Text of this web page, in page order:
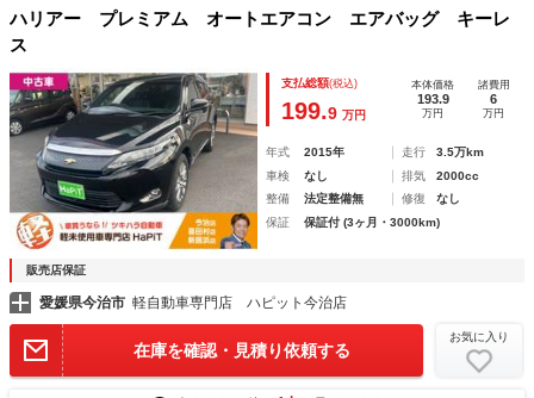
ハリアー プレミアム オートエアコン エアバッグ キーレ
ス
支払総額(税込)
199.9 万円
本体価格
193.9
万円
諸費用
6
万円
年式 2015年 走行
3.5万km
車検
なし 排気
2000cc
整備
法定整備無 修復
なし
保証
保証付 (3ヶ月・3000km)
販売店保証
愛媛県今治市 軽自動車専門店 ハピット今治店
在庫を確認・見積り依頼する
お気に入り